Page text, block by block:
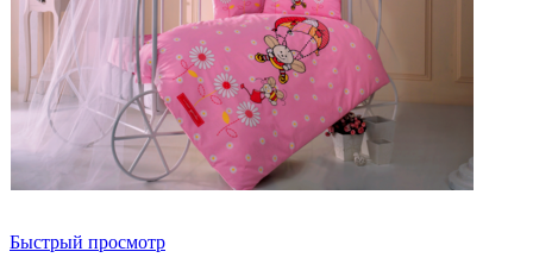
Быстрый просмотр